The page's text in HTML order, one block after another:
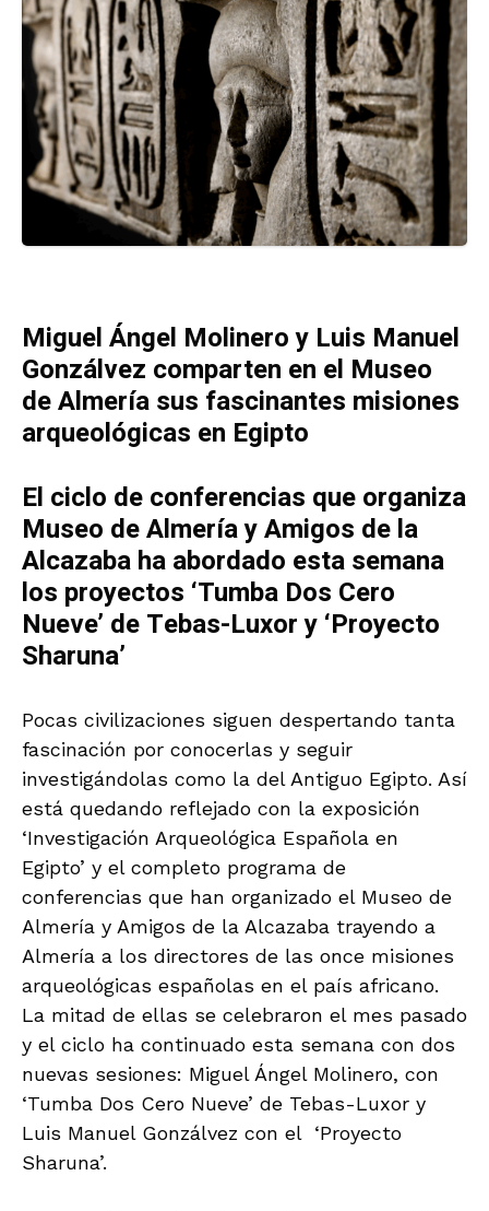
Miguel Ángel Molinero y Luis Manuel
Gonzálvez comparten en el Museo
de Almería sus fascinantes misiones
arqueológicas en Egipto
El ciclo de conferencias que organiza
Museo de Almería y Amigos de la
Alcazaba ha abordado esta semana
los proyectos ‘Tumba Dos Cero
Nueve’ de Tebas-Luxor y ‘Proyecto
Sharuna’
Pocas civilizaciones siguen despertando tanta
fascinación por conocerlas y seguir
investigándolas como la del Antiguo Egipto. Así
está quedando reflejado con la exposición
‘Investigación Arqueológica Española en
Egipto’ y el completo programa de
conferencias que han organizado el Museo de
Almería y Amigos de la Alcazaba trayendo a
Almería a los directores de las once misiones
arqueológicas españolas en el país africano.
La mitad de ellas se celebraron el mes pasado
y el ciclo ha continuado esta semana con dos
nuevas sesiones: Miguel Ángel Molinero, con
‘Tumba Dos Cero Nueve’ de Tebas-Luxor y
Luis Manuel Gonzálvez con el ‘Proyecto
Sharuna’.